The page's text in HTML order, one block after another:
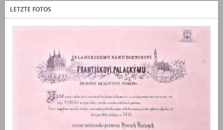
LETZTE FOTOS